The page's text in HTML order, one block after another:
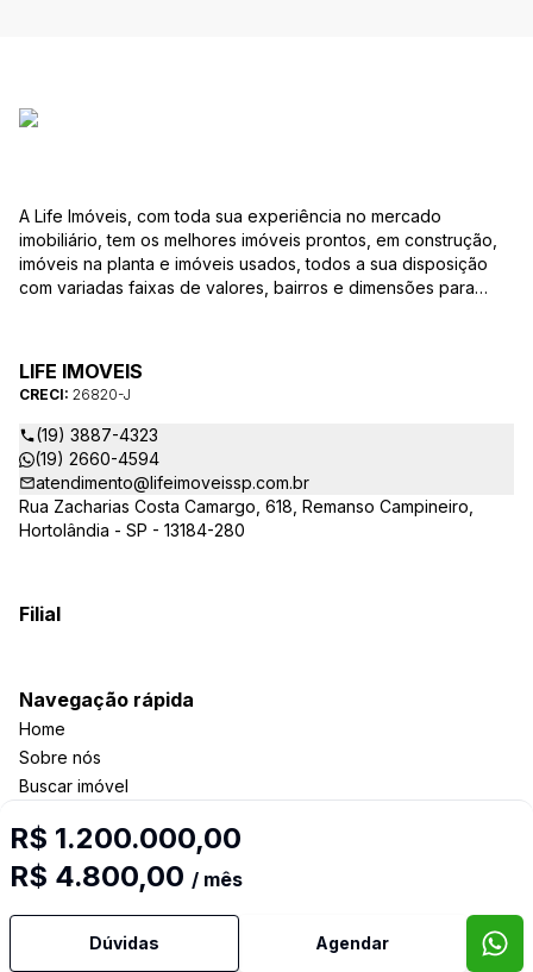
R$ 1.200.000,00
R$ 4.800,00 / mês
Dúvidas Agendar
A Life Imóveis, com toda sua experiência no mercado
imobiliário, tem os melhores imóveis prontos, em construção,
imóveis na planta e imóveis usados, todos a sua disposição
com variadas faixas de valores, bairros e dimensões para
as suas dúvidas sobre casas, apartamentos, terrenos, salas
comerciais e outros produtos imobiliários.
LIFE IMOVEIS
CRECI: 26820-J
(19) 3887-4323
(19) 2660-4594
atendimento@lifeimoveissp.com.br
Rua Zacharias Costa Camargo, 618, Remanso Campineiro,
Hortolândia - SP - 13184-280
Filial
Navegação rápida
Home
Sobre nós
Buscar imóvel
Contato
Imobiliária Certificada:
Selo de Tecnologia Loft